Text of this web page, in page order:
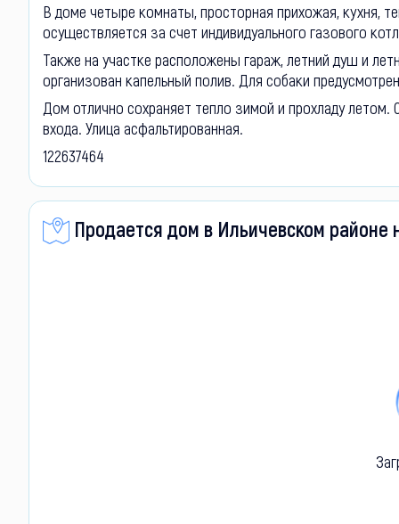
В доме четыре комнаты, просторная прихожая, кухня,
осуществляется за счет индивидуального газового
Также на участке расположены гараж, летний душ и
организован капельный полив. Для собаки
Дом отлично сохраняет тепло зимой и прохладу летом.
входа. Улица асфальтированная.
122637464
Продается дом в Ильичевском районе